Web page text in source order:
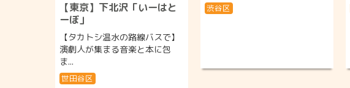
【東京】下北沢「いーはと
ーぼ」
【タカトシ温水の路線バスで】
演劇人が集まる音楽と本に包
ま...
世田谷区
渋谷区